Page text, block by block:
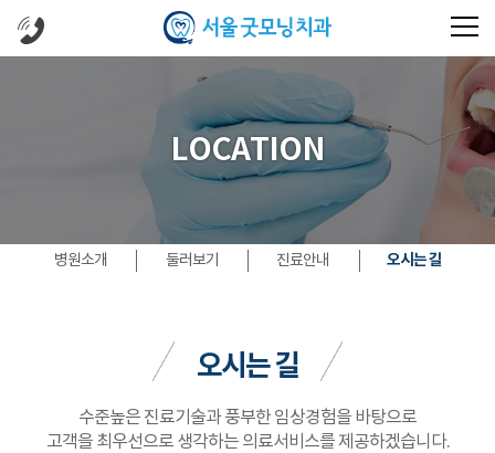
LOCATION
병원소개 둘러보기 진료안내 오시는 길
오시는 길
수준높은 진료기술과 풍부한 임상경험을 바탕으로
고객을 최우선으로 생각하는 의료서비스를 제공하겠습니다.